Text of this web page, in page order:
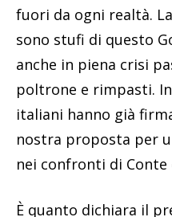
fuori da ogni realtà.
sono stufi di questo
anche in piena crisi
poltrone e rimpasti.
italiani hanno già
nostra proposta per
nei confronti di Conte
È quanto dichiara il